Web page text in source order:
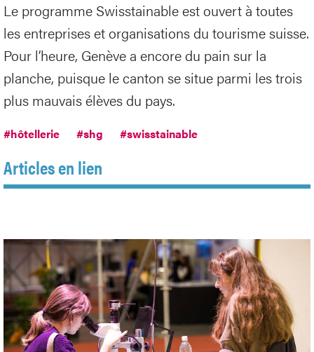
Le programme Swisstainable est ouvert à toutes
les entreprises et organisations du tourisme suisse.
Pour l’heure, Genève a encore du pain sur la
planche, puisque le canton se situe parmi les trois
plus mauvais élèves du pays.
#hôtellerie #shg #swisstainable
Articles en lien